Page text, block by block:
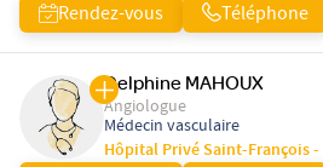
Rendez-vous Téléphone
Delphine MAHOUX
Angiologue
Médecin vasculaire
Hôpital Privé Saint-François